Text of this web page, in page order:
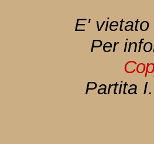
E'
Per
Partita